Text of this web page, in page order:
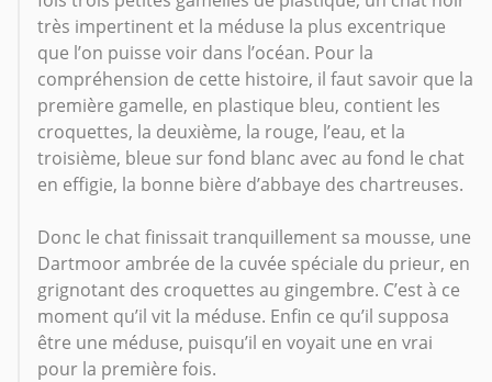
très impertinent et la méduse la plus excentrique
que l’on puisse voir dans l’océan. Pour la
compréhension de cette histoire, il faut savoir que la
première gamelle, en plastique bleu, contient les
croquettes, la deuxième, la rouge, l’eau, et la
troisième, bleue sur fond blanc avec au fond le chat
en effigie, la bonne bière d’abbaye des chartreuses.
Donc le chat finissait tranquillement sa mousse, une
Dartmoor ambrée de la cuvée spéciale du prieur, en
grignotant des croquettes au gingembre. C’est à ce
moment qu’il vit la méduse. Enfin ce qu’il supposa
être une méduse, puisqu’il en voyait une en vrai
pour la première fois.